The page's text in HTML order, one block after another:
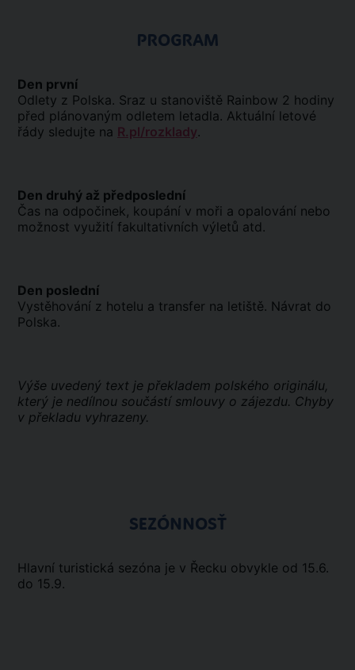
PROGRAM
Den první
Odlety z Polska. Sraz u stanoviště Rainbow 2 hodiny
před plánovaným odletem letadla. Aktuální letové
řády sledujte na R.pl/rozklady.
Den druhý až předposlední
Čas na odpočinek, koupání v moři a opalování nebo
možnost využití fakultativních výletů atd.
Den poslední
Vystěhování z hotelu a transfer na letiště. Návrat do
Polska.
Výše uvedený text je překladem polského originálu,
který je nedílnou součástí smlouvy o zájezdu. Chyby
v překladu vyhrazeny.
SEZÓNNOSŤ
Hlavní turistická sezóna je v Řecku obvykle od 15.6.
do 15.9.